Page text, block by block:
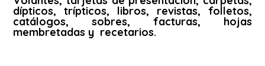
dípticos, trípticos, libros, revistas, folletos,
catálogos, sobres, facturas, hojas
membretadas y recetarios.